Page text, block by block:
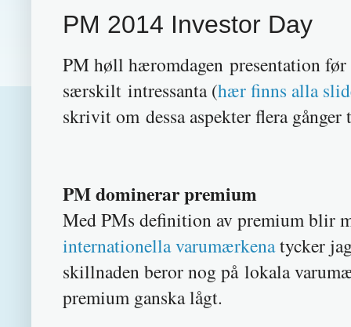
PM 2014 Investor Day
PM høll hæromdagen presentation før
særskilt intressanta (hær finns alla
skrivit om dessa aspekter flera gånger
PM dominerar premium
Med PMs definition av premium blir
internationella varumærkenatycker
skillnaden beror nog på lokala
premium ganska lågt.